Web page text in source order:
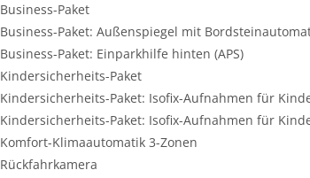
Business-Paket
Business-Paket: Außenspiegel mit
Business-Paket: Einparkhilfe hinten (APS)
Kindersicherheits-Paket
Kindersicherheits-Paket: Isofix-Aufnahmen für
Kindersicherheits-Paket: Isofix-Aufnahmen für
Komfort-Klimaautomatik 3-Zonen
Rückfahrkamera